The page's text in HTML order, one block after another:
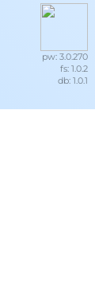
pw: 3.0.270
fs: 1.0.2
db: 1.0.1